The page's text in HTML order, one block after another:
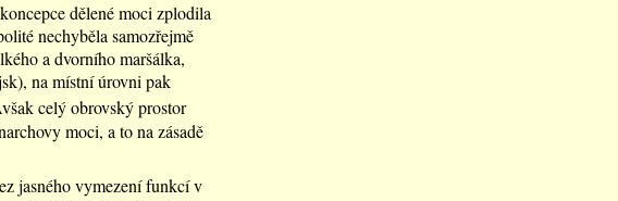
dělené moci zplodila
nechyběla samozřejmě
a dvorního maršálka,
na místní úrovni pak
celý obrovský prostor
moci, a to na zásadě
jasného vymezení funkcí v